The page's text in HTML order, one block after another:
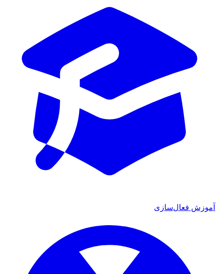
آموزش فعال‌سازی